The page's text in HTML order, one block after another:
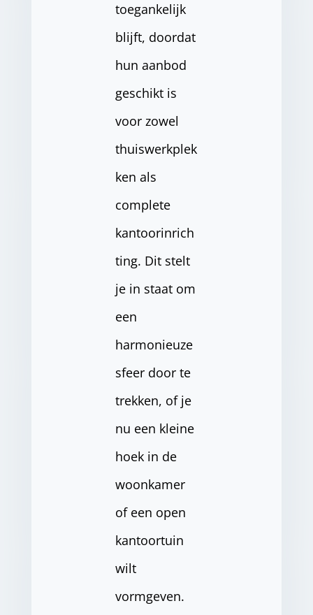
toegankelijk
blijft, doordat
hun aanbod
geschikt is
voor zowel
thuiswerkplek
ken als
complete
kantoorinrich
ting. Dit stelt
je in staat om
een
harmonieuze
sfeer door te
trekken, of je
nu een kleine
hoek in de
woonkamer
of een open
kantoortuin
wilt
vormgeven.